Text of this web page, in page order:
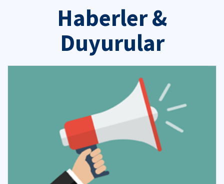
Haberler &
Duyurular